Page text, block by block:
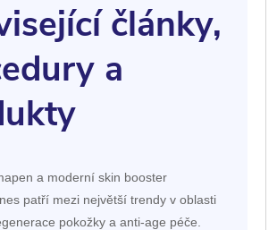
články,
a
a moderní skin booster
patří mezi největší trendy v oblasti
pokožky a anti-age péče.